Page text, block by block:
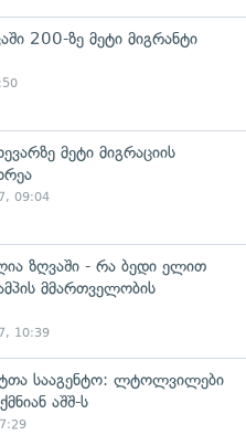
200-ზე მეტი მიგრანტი
მეტი მიგრაციის
09:04
ზღვაში - რა ბედი ელით
მმართველობის
10:39
სააგენტო: ლტოლვილები
აშშ-ს